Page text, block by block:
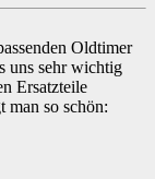
Oldtimer
uns sehr wichtig
Ersatzteile
man so schön: